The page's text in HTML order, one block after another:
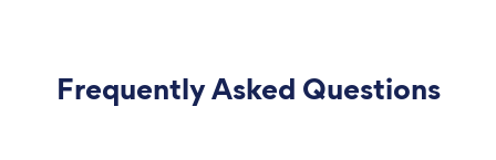
Frequently Asked Questions